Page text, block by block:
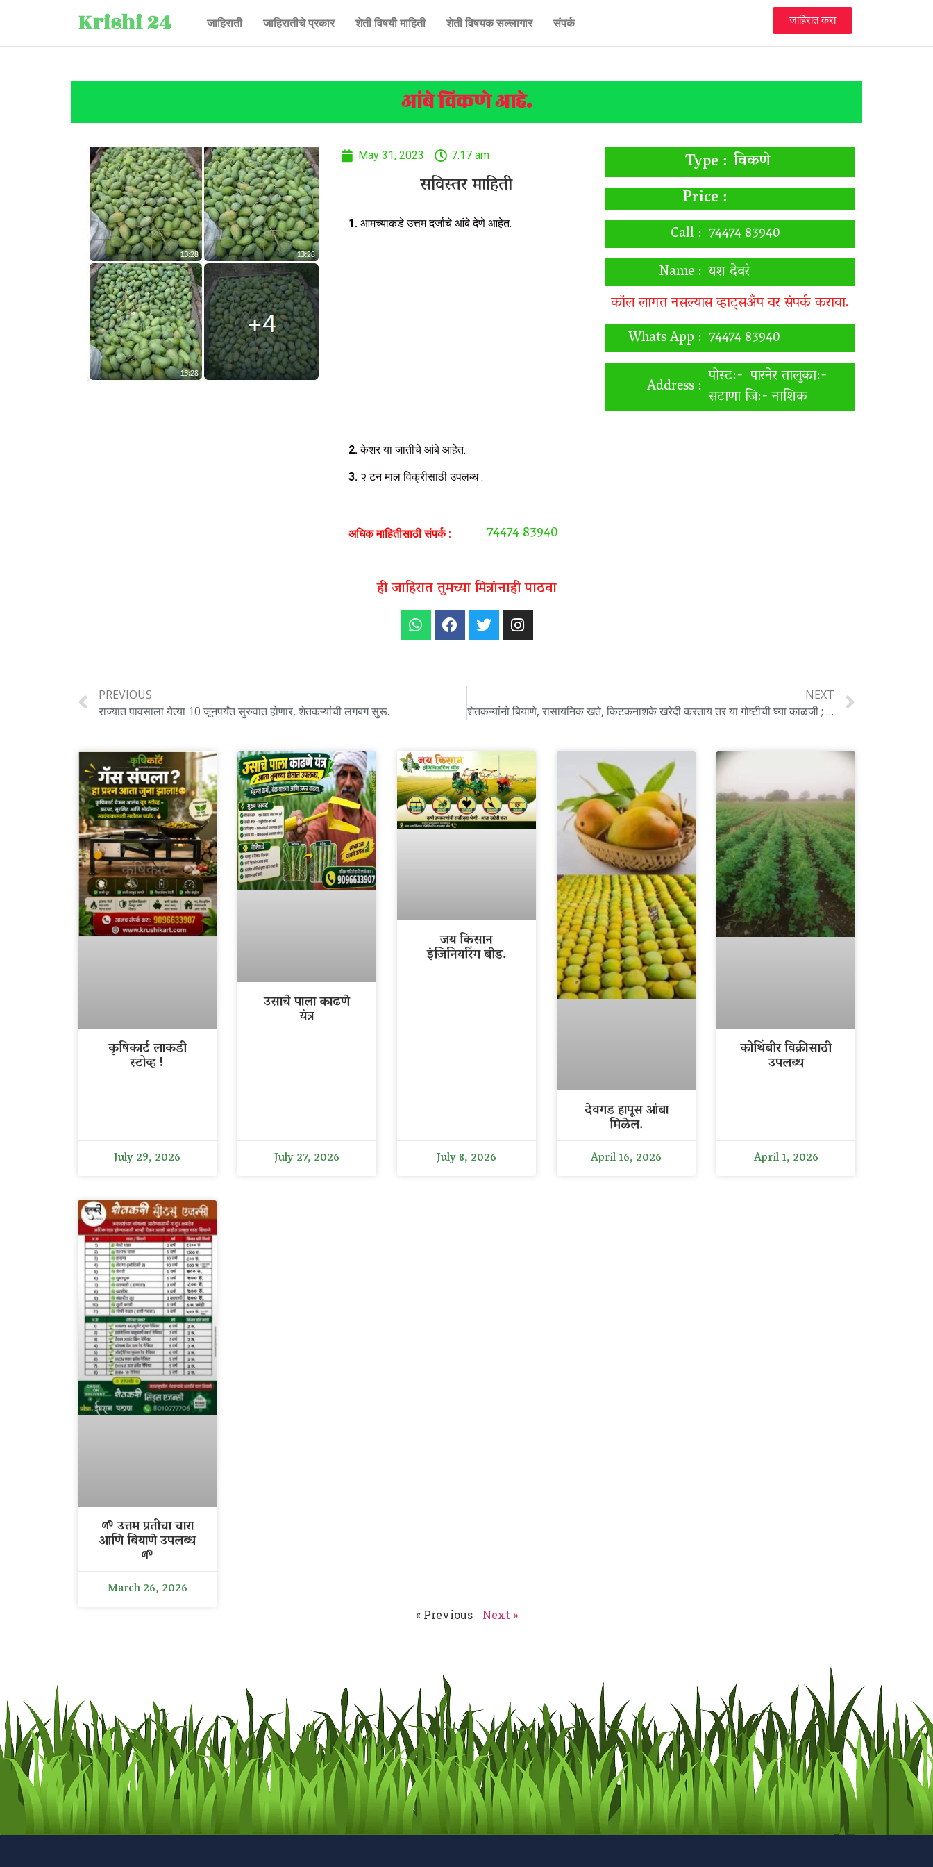
Krishi 24 जाहिराती जाहिरातीचे प्रकार शेती विषयी माहिती शेती विषयक सल्लागार संपर्क जाहिरात करा
आंबे विकणे आहे.
May 31, 2023 7:17 am
सविस्तर माहिती
1.आमच्याकडे उत्तम दर्जाचे आंबे देणे आहेत.
2.केशर या जातीचे आंबे आहेत.
3. २ टन माल विक्रीसाठी उपलब्ध .
अधिक माहितीसाठी संपर्क : 74474 83940
Type : विकणे
Price :
Call : 74474 83940
Name : यश देवरे
कॉल लागत नसल्यास व्हाट्सअँप वर संपर्क करावा.
Whats App : 74474 83940
Address : पोस्ट:- पारनेर तालुका:-
सटाणा जि:- नाशिक
ही जाहिरात तुमच्या मित्रांनाही पाठवा
PREVIOUS
राज्यात पावसाला येत्या 10 जूनपर्यंत सुरुवात होणार, शेतकऱ्यांची लगबग सुरू.
NEXT
शेतकऱ्यांनो बियाणे, रासायनिक खते, किटकनाशके खरेदी करताय तर या गोष्टीची घ्या काळजी ; प्रशासनाचे आवाहन
कृषिकार्ट लाकडी
स्टोव्ह !
July 29, 2026
उसाचे पाला काढणे
यंत्र
July 27, 2026
जय किसान
इंजिनियरिंग बीड.
July 8, 2026
देवगड हापूस आंबा
मिळेल.
April 16, 2026
कोथिंबीर विक्रीसाठी
उपलब्ध
April 1, 2026
🌱 उत्तम प्रतीचा चारा
आणि बियाणे उपलब्ध
🌱
March 26, 2026
« Previous Next »